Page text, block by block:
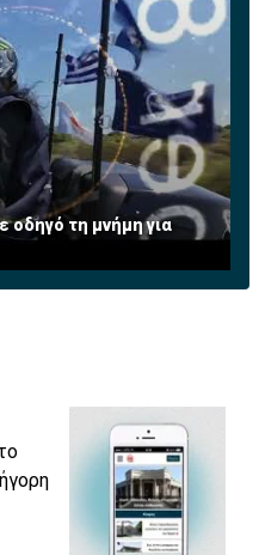
οδηγό τη μνήμη για